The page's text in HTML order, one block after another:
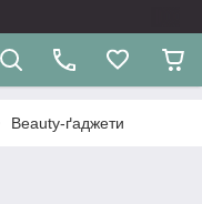
Beauty-ґаджети